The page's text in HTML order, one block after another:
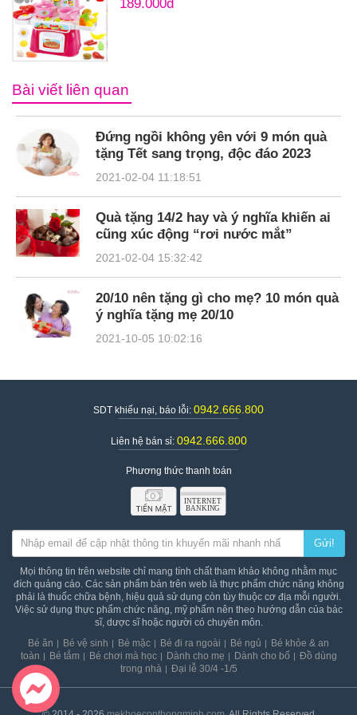
189.000đ
Bài viết liên quan
Đứng ngồi không yên với 9 món quà
tặng Tết sang trọng, độc đáo 2023
2021-02-04 11:18:51
Quà tặng 14/2 hay và ý nghĩa khiến ai
cũng xúc động “rơi nước mắt”
2021-02-04 15:32:42
20/10 nên tặng gì cho mẹ? 10 món quà
ý nghĩa tặng mẹ 20/10
2021-10-05 10:02:16
SDT khiếu nại, báo lỗi: 0942.666.800
Liên hệ bán sỉ: 0942.666.800
Phương thức thanh toán
Gửi!
Mọi thông tin trên website chỉ mang tính chất tham khảo không nhằm mục
đích quảng cáo. Các sản phẩm bán trên web là thực phẩm chức năng không
phải là thuốc chữa bệnh, hiệu quả sử dụng còn tùy thuộc cơ địa mỗi người.
Việc sử dụng thực phẩm chức năng, mỹ phẩm nên theo hướng dẫn của bác
sĩ, dược sĩ hoặc người có chuyên môn.
Bé ăn
Bé vệ sinh Bé mặc Bé đi ra ngoài Bé ngủ
Bé khỏe & an
toàn
Bé tắm Bé chơi mà học Dành cho mẹ Dành cho bố
Đồ dùng
trong nhà
Đại lễ 30/4 -1/5